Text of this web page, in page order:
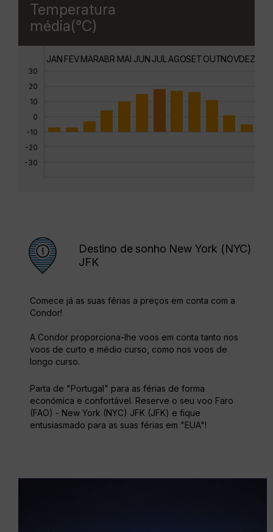
Temperatura
média(°C)
30
20
10
0
-10
-20
-30
JAN FEVMARABR MAI JUN JUL AGOSETOUTNOVDEZ
Destino de sonho New York (NYC)
JFK
Comece já as suas férias a preços em conta com a
Condor!
A Condor proporciona-lhe voos em conta tanto nos
voos de curto e médio curso, como nos voos de
longo curso.
Parta de "Portugal" para as férias de forma
económica e confortável. Reserve o seu voo Faro
(FAO) - New York (NYC) JFK (JFK) e fique
entusiasmado para as suas férias em "EUA"!